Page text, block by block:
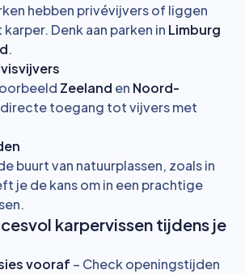
hebben privévijvers of liggen
Denk aan parken in Limburg
.
Zeeland en Noord-
toegang tot vijvers met
buurt van natuurplassen, zoals in
je de kans om in een prachtige
karpervissen tijdens je
vooraf – Check openingstijden